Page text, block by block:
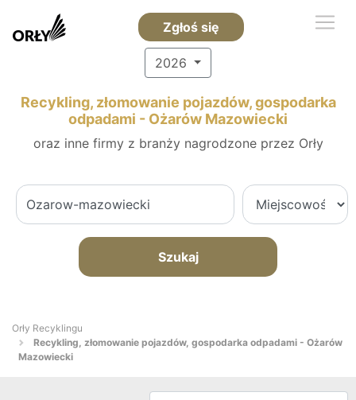
Zgłoś się
2026
Recykling, złomowanie pojazdów, gospodarka
odpadami - Ożarów Mazowiecki
oraz inne firmy z branży nagrodzone przez Orły
Szukaj
Orły Recyklingu
Recykling, złomowanie pojazdów, gospodarka odpadami - Ożarów
Mazowiecki